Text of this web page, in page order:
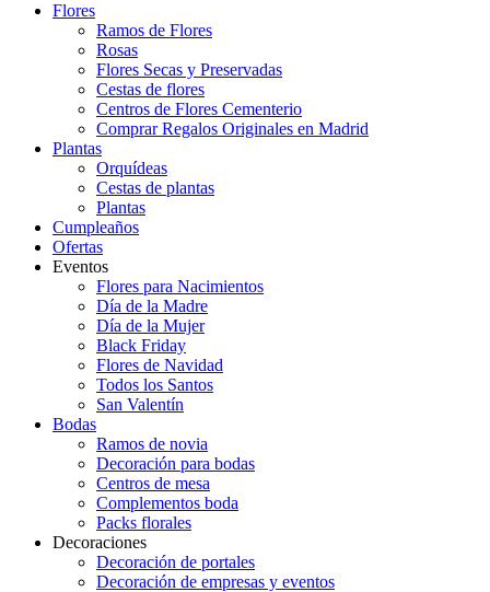
Flores
Ramos de Flores
Rosas
Flores Secas y Preservadas
Cestas de flores
Centros de Flores Cementerio
Comprar Regalos Originales en Madrid
Plantas
Orquídeas
Cestas de plantas
Plantas
Cumpleaños
Ofertas
Eventos
Flores para Nacimientos
Día de la Madre
Día de la Mujer
Black Friday
Flores de Navidad
Todos los Santos
San Valentín
Bodas
Ramos de novia
Decoración para bodas
Centros de mesa
Complementos boda
Packs florales
Decoraciones
Decoración de portales
Decoración de empresas y eventos